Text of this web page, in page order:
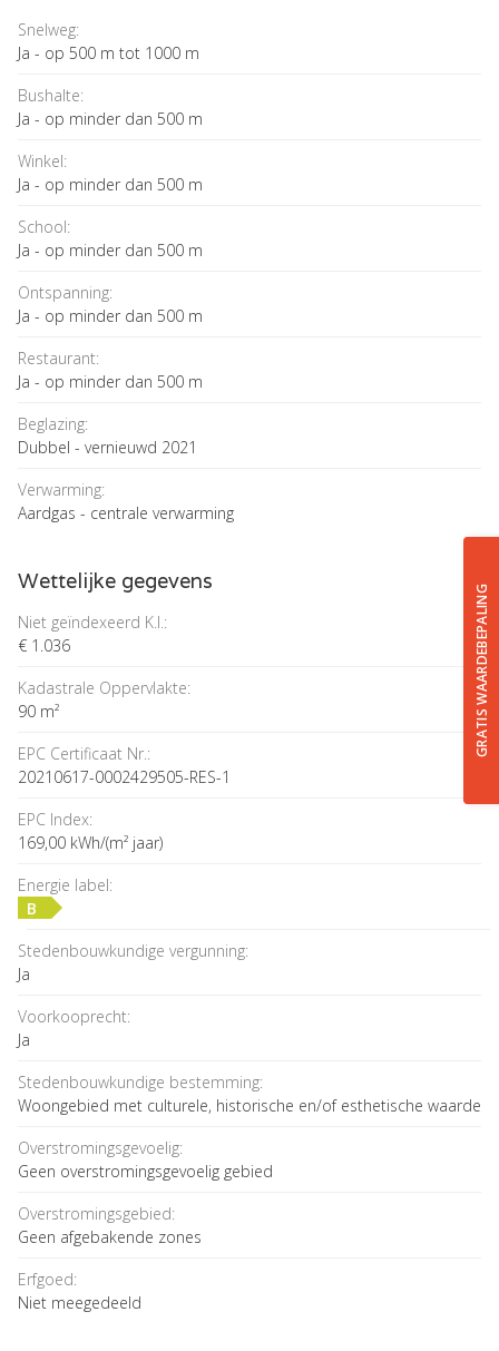
GRATIS WAARDEBEPALING
Snelweg:
Ja - op 500 m tot 1000 m
Bushalte:
Ja - op minder dan 500 m
Winkel:
Ja - op minder dan 500 m
School:
Ja - op minder dan 500 m
Ontspanning:
Ja - op minder dan 500 m
Restaurant:
Ja - op minder dan 500 m
Beglazing:
Dubbel - vernieuwd 2021
Verwarming:
Aardgas - centrale verwarming
Wettelijke gegevens
Niet geïndexeerd K.I.:
€ 1.036
Kadastrale Oppervlakte:
90 m²
EPC Certificaat Nr.:
20210617-0002429505-RES-1
EPC Index:
169,00 kWh/(m² jaar)
Energie label:
B
Stedenbouwkundige vergunning:
Ja
Voorkooprecht:
Ja
Stedenbouwkundige bestemming:
Woongebied met culturele, historische en/of esthetische waarde
Overstromingsgevoelig:
Geen overstromingsgevoelig gebied
Overstromingsgebied:
Geen afgebakende zones
Erfgoed:
Niet meegedeeld